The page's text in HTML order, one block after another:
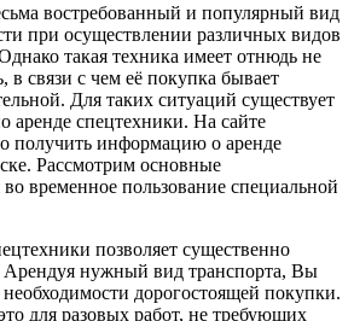
востребованный и популярный вид
при осуществлении различных видов
такая техника имеет отнюдь не
в связи с чем её покупка бывает
Для таких ситуаций существует
аренде спецтехники. На сайте
получить информацию о аренде
Рассмотрим основные
временное пользование специальной
позволяет существенно
Арендуя нужный вид транспорта, Вы
необходимости дорогостоящей покупки.
для разовых работ, не требующих